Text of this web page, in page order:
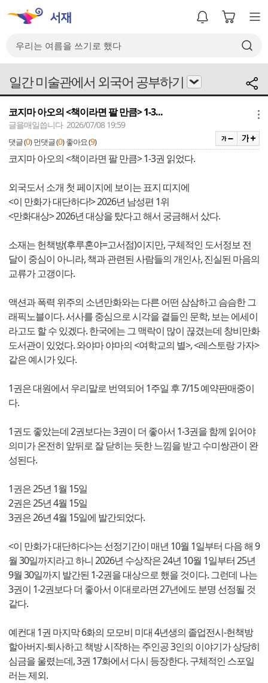
일간 미술관에서 외국어 공부하기
코지마 아오의 <책이라면 팔 만큼> 1-3...
글을매일씁니다 2026/07/08 19:59
댓글 (0) 먼댓글 (0) 좋아요 (9)
코지마 아오의 <책이라면 팔 만큼> 1-3권 읽었다.
외국도서 소개 첫 페이지에 보이는 표지 띠지에
<이 만화가 대단하다!> 2026년 남성편 1위
<만화대상> 2026년 대상을 탔다고 해서 궁금해서 샀다.
소재는 헌책방(후루혼야=고서점)이지만, 구체적인 도서정보 전
달이 중심이 아니라, 책과 관련된 사람들의 개인사, 진실된 마음의
교류가 고갱이다.
액션과 폭력 위주의 소년만화와는 다른 어떤 삼삼하고 슴슴한 그
래픽노블이다. 서사를 중심으로 시각을 곁들인 문학, 보는 에세이
라고도 할 수 있겠다. 한국에는 그 맥락이 많이 끊겼는데 창비만화
도서관이 있었다. 와야마 야마의 <여학교의 별>, <레스토랑 가자>
같은 예시가 있다.
1권은 대원에서 우리말로 번역되어 1주일 후 7/15 예약판매중이
다.
1권도 좋았는데 2권보다는 3권이 더 좋아서 1-3권을 함께 읽어야
의미가 온전히 앞뒤로 잘 닫히는 듯한 느낌을 받고 수미쌍관이 완
성된다.
1권은 25년 1월 15일
2권은 25년 4월 15일
3권은 26년 4월 15일에 발간되었다.
<이 만화가 대단하다>는 선정기간이 매년 10월 1일부터 다음 해 9
월 30일까지라고 하니 2026년 수상작은 24년 10월 1일부터 25년
9월 30일까지 발간된 1-2권을 대상으로 했을 것이다. 그런데 나는
3권이 1-2권보다 더 좋아서 이대로라면 27년에도 분명 선정될 것
같다.
예컨대 1권 마지막 6화의 모모비 미대 4년생의 졸업전시-헌책방
할아버지-퇴사하고 책방 시작하는 주인공 3인의 이야기가 상당히
심금을 울렸는데, 3권 17화에서 다시 등장한다. 구체적인 스포일
러는 제외.